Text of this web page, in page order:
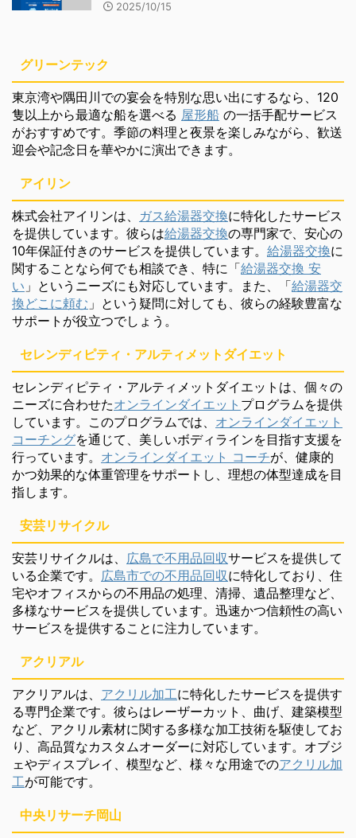
2025/10/15
グリーンテック
東京湾や隅田川での宴会を特別な思い出にするなら、120
隻以上から最適な船を選べる 屋形船 の一括手配サービス
がおすすめです。季節の料理と夜景を楽しみながら、歓送
迎会や記念日を華やかに演出できます。
アイリン
株式会社アイリンは、 ガス給湯器交換に特化したサービス
を提供しています。彼らは給湯器交換の専門家で、安心の
10年保証付きのサービスを提供しています。 給湯器交換に
関することなら何でも相談でき、特に「給湯器交換 安
い 」というニーズにも対応しています。また、「給湯器交
換どこに頼む 」という疑問に対しても、彼らの経験豊富な
サポートが役立つでしょう。
セレンディピティ・アルティメットダイエット
セレンディピティ・アルティメットダイエットは、個々の
ニーズに合わせたオンラインダイエット プログラムを提供
しています。このプログラムでは、 オンラインダイエット
コーチングを通じて、美しいボディラインを目指す支援を
行っています。 オンラインダイエット コーチが、健康的
かつ効果的な体重管理をサポートし、理想の体型達成を目
指します。
安芸リサイクル
安芸リサイクルは、 広島で不用品回収サービスを提供して
いる企業です。 広島市での不用品回収に特化しており、住
宅やオフィスからの不用品の処理、清掃、遺品整理など、
多様なサービスを提供しています。迅速かつ信頼性の高い
サービスを提供することに注力しています。
アクリアル
アクリアルは、 アクリル加工に特化したサービスを提供す
る専門企業です。彼らはレーザーカット、曲げ、建築模型
など、アクリル素材に関する多様な加工技術を駆使してお
り、高品質なカスタムオーダーに対応しています。オブジ
ェやディスプレイ、模型など、様々な用途でのアクリル加
工が可能です。
中央リサーチ岡山